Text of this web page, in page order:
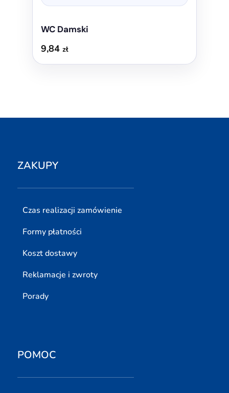
WC Damski
9,84 zł
ZAKUPY
Czas realizacji zamówienie
Formy płatności
Koszt dostawy
Reklamacje i zwroty
Porady
POMOC